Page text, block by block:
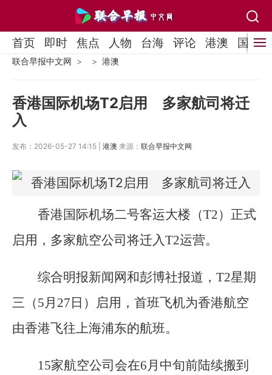
首页 即时 焦点 人物 台海 评论 港澳 国际
联合早报中文网 港澳
香港国际机场T2启用 多家航司将迁
入
发布：2026-05-27 14:15 | 港澳 来源： 联合早报中文网
香港国际机场二号客运大楼（T2）正式
启用，多家航空公司将迁入T2运营。
综合明报新闻网和彭博社报道，T2星期
三（5月27日）启用，首班飞机为香港航空
由香港飞往上海浦东的航班。
15家航空公司会在6月中旬前陆续搬到